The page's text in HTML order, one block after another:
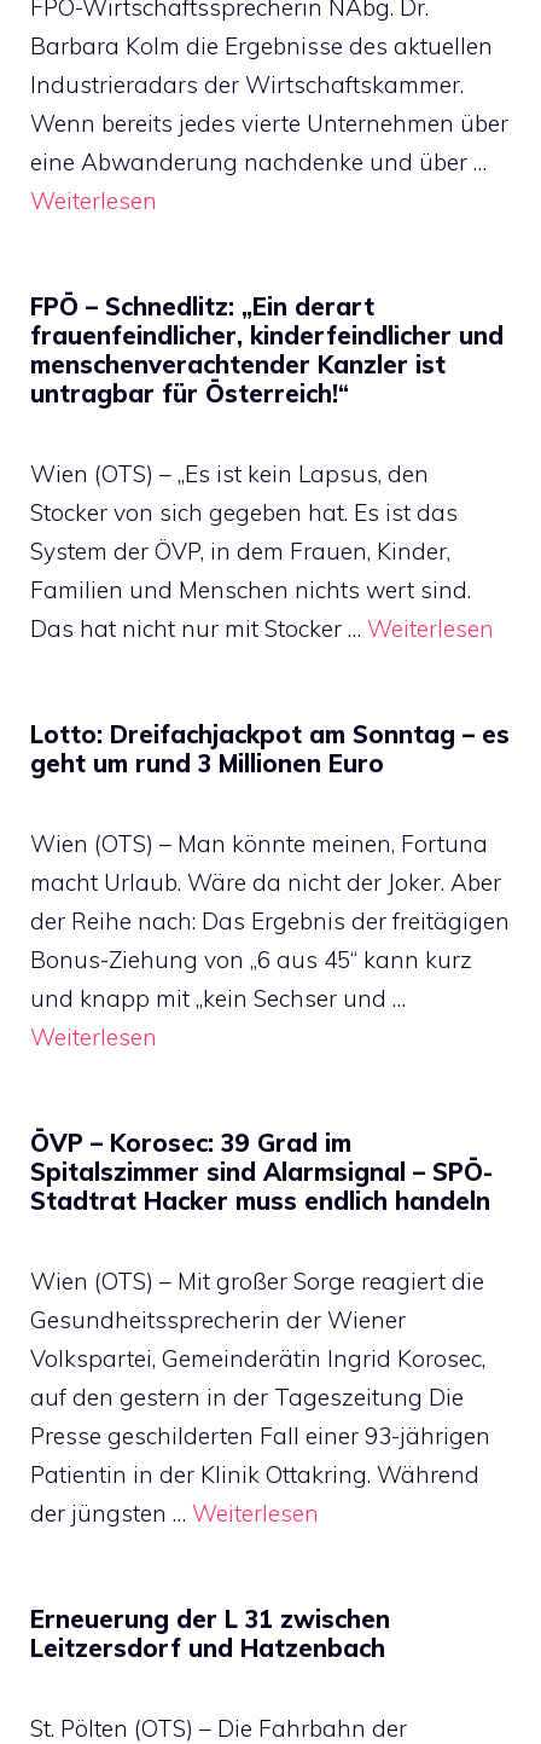
FPÖ-Wirtschaftssprecherin NAbg. Dr.
Barbara Kolm die Ergebnisse des aktuellen
Industrieradars der Wirtschaftskammer.
Wenn bereits jedes vierte Unternehmen über
eine Abwanderung nachdenke und über …
Weiterlesen
FPÖ – Schnedlitz: „Ein derart
frauenfeindlicher, kinderfeindlicher und
menschenverachtender Kanzler ist
untragbar für Österreich!“
Wien (OTS) – „Es ist kein Lapsus, den
Stocker von sich gegeben hat. Es ist das
System der ÖVP, in dem Frauen, Kinder,
Familien und Menschen nichts wert sind.
Das hat nicht nur mit Stocker … Weiterlesen
Lotto: Dreifachjackpot am Sonntag – es
geht um rund 3 Millionen Euro
Wien (OTS) – Man könnte meinen, Fortuna
macht Urlaub. Wäre da nicht der Joker. Aber
der Reihe nach: Das Ergebnis der freitägigen
Bonus-Ziehung von „6 aus 45“ kann kurz
und knapp mit „kein Sechser und …
Weiterlesen
ÖVP – Korosec: 39 Grad im
Spitalszimmer sind Alarmsignal – SPÖ-
Stadtrat Hacker muss endlich handeln
Wien (OTS) – Mit großer Sorge reagiert die
Gesundheitssprecherin der Wiener
Volkspartei, Gemeinderätin Ingrid Korosec,
auf den gestern in der Tageszeitung Die
Presse geschilderten Fall einer 93-jährigen
Patientin in der Klinik Ottakring. Während
der jüngsten … Weiterlesen
Erneuerung der L 31 zwischen
Leitzersdorf und Hatzenbach
St. Pölten (OTS) – Die Fahrbahn der